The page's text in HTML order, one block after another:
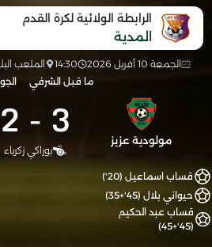
الرابطة الولائية لكرة القدم
المدية
الجمعة 10 أفريل 2026 14:30
الملعب
ما قبل الشرفي
مولودية عزيز 3
-
2
بوراكي زكرياء
قساب اسماعيل (20')
حيواني بلال (45'+35)
قساب عبد الحكيم
(45'+45)